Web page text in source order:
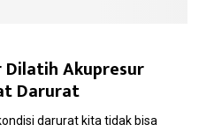
Dilatih Akupresur
Darurat
darurat kita tidak bisa